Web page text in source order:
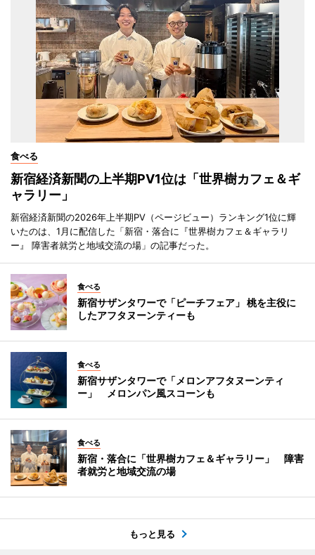
食べる
新宿経済新聞の上半期PV1位は「世界樹カフェ＆ギ
ャラリー」
新宿経済新聞の2026年上半期PV（ページビュー）ランキング1位に輝
いたのは、1月に配信した「新宿・落合に『世界樹カフェ＆ギャラリ
ー』 障害者就労と地域交流の場」の記事だった。
食べる
新宿サザンタワーで「ピーチフェア」 桃を主役に
したアフタヌーンティーも
食べる
新宿サザンタワーで「メロンアフタヌーンティ
ー」 メロンパン風スコーンも
食べる
新宿・落合に「世界樹カフェ＆ギャラリー」 障害
者就労と地域交流の場
もっと見る